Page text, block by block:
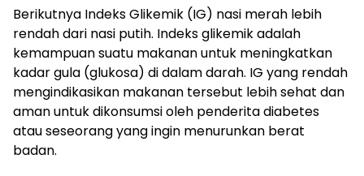
Berikutnya Indeks Glikemik (IG) nasi merah lebih
rendah dari nasi putih. Indeks glikemik adalah
kemampuan suatu makanan untuk meningkatkan
kadar gula (glukosa) di dalam darah. IG yang rendah
mengindikasikan makanan tersebut lebih sehat dan
aman untuk dikonsumsi oleh penderita diabetes
atau seseorang yang ingin menurunkan berat
badan.